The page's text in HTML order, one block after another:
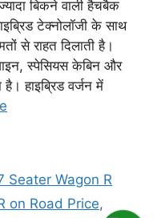
बिकने वाली हैचबैक
टेक्नोलॉजी के साथ
से राहत दिलाती है।
स्पेसियस केबिन और
हाइब्रिड वर्जन में
Seater Wagon R
on Road Price,